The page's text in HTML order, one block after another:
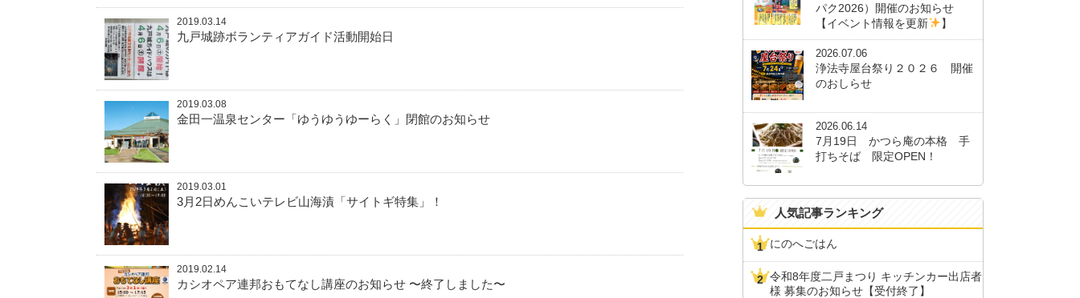
2019.03.14
九戸城跡ボランティアガイド活動開始日
2019.03.08
金田一温泉センター「ゆうゆうゆーらく」閉館のお知らせ
2019.03.01
3月2日めんこいテレビ山海漬「サイトギ特集」！
2019.02.14
カシオペア連邦おもてなし講座のお知らせ 〜終了しました〜
パク2026）開催のお知らせ
【イベント情報を更新
】
2026.07.06
浄法寺屋台祭り２０２６ 開催
のおしらせ
2026.06.14
7月19日 かつら庵の本格 手
打ちそば 限定OPEN！
人気記事ランキング
にのへごはん
令和8年度二戸まつり キッチンカー出店者
様 募集のお知らせ【受付終了】